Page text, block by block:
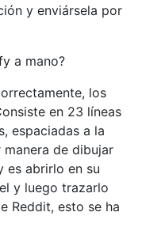
y enviársela por
a mano?
los
en 23 líneas
espaciadas a la
de dibujar
es abrirlo en su
y luego trazarlo
Reddit, esto se ha